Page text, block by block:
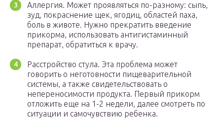
Аллергия. Может проявляться по-разному: сыпь,
зуд, покраснение щек, ягодиц, областей паха,
боль в животе. Нужно прекратить введение
прикорма, использовать антигистаминный
препарат, обратиться к врачу.
Расстройство стула. Эта проблема может
говорить о неготовности пищеварительной
системы, а также свидетельствовать о
непереносимости продукта. Первый прикорм
отложить еще на 1-2 недели, далее смотреть по
ситуации и самочувствию ребенка.